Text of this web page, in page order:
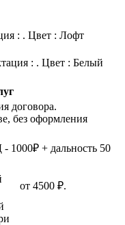
: . Цвет : Лофт
: . Цвет : Белый
договора.
без оформления
1000₽ + дальность 50
от 4500 ₽.